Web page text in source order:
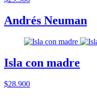
Andrés Neuman
Isla con madre
$28.900